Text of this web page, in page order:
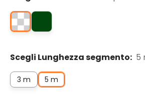
Scegli Lunghezza segmento: 5
3 m 5 m